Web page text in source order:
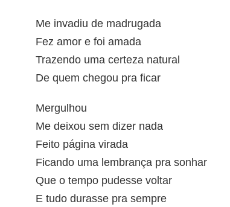
Me invadiu de madrugada
Fez amor e foi amada
Trazendo uma certeza natural
De quem chegou pra ficar
Mergulhou
Me deixou sem dizer nada
Feito página virada
Ficando uma lembrança pra sonhar
Que o tempo pudesse voltar
E tudo durasse pra sempre